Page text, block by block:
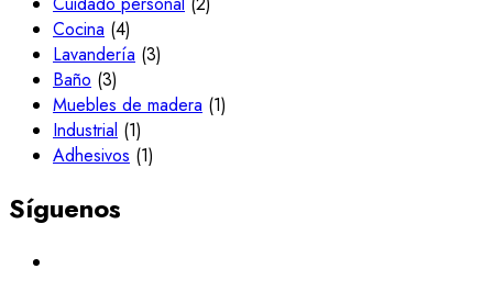
Cocina (4)
Lavandería (3)
Baño (3)
Muebles de madera (1)
Industrial (1)
Adhesivos (1)
Síguenos